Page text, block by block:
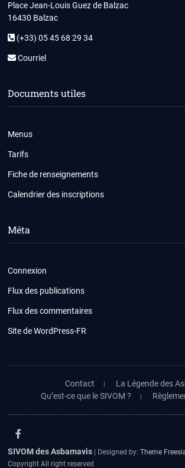
Place Jean-Louis Guez de Balzac
16430 Balzac
(+33) 05 45 68 29 34
Courriel
Documents utiles
Menus
Tarifs
Fiche de renseignements
Calendrier des inscriptions
Méta
Connexion
Flux des publications
Flux des commentaires
Site de WordPress-FR
Contact
La Légende des
Qu’est-ce que le SIVOM ?
facebook
SIVOM des Asbamavis | Designed by:Theme
Copyright All right reserved